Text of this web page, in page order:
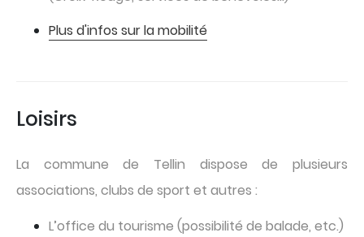
Plus d'infos sur la mobilité
Loisirs
La commune de Tellin dispose de plusieurs
associations, clubs de sport et autres :
L’office du tourisme (possibilité de balade, etc.)